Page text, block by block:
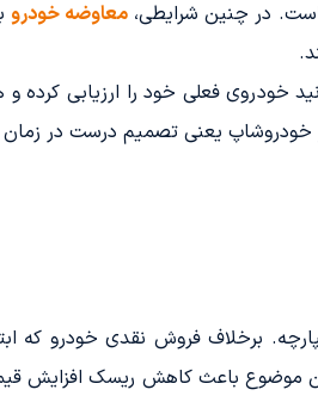
است. در چنین شرایطی،معاوضه خودرو
خودروی فعلی خود را ارزیابی کرده
خودروشاپ یعنی تصمیم درست در
برخلاف فروش نقدی خودرو که
موضوع باعث کاهش ریسک افزایش